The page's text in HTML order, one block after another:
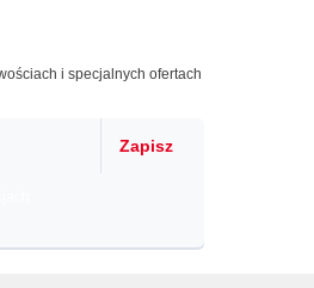
i specjalnych ofertach
Zapisz